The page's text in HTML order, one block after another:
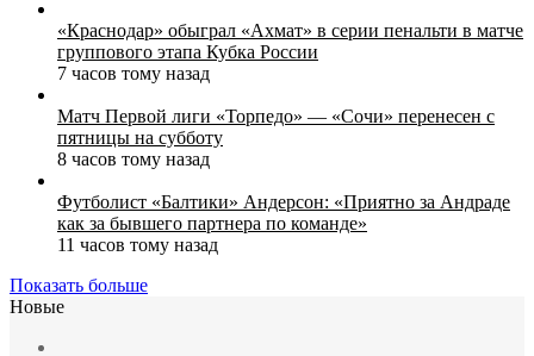
«Краснодар» обыграл «Ахмат» в серии пенальти в матче
группового этапа Кубка России
7 часов тому назад
Матч Первой лиги «Торпедо» — «Сочи» перенесен с
пятницы на субботу
8 часов тому назад
Футболист «Балтики» Андерсон: «Приятно за Андраде
как за бывшего партнера по команде»
11 часов тому назад
Показать больше
Новые